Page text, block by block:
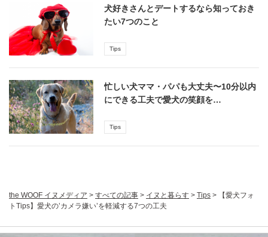
犬好きさんとデートするなら知っておき
たい7つのこと
Tips
忙しい犬ママ・パパも大丈夫〜10分以内
にできる工夫で愛犬の笑顔を…
Tips
the WOOF イヌメディア > すべての記事 > イヌと暮らす > Tips >
【愛犬フォ
トTips】愛犬の’カメラ嫌い’を軽減する7つの工夫